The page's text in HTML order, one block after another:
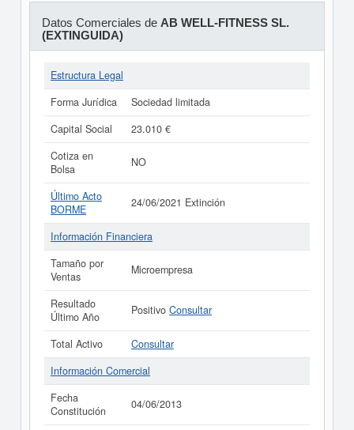
Datos Comerciales de AB WELL-FITNESS SL.
(EXTINGUIDA)
Estructura Legal
Forma Jurídica
Sociedad limitada
Capital Social
23.010 €
Cotiza en
Bolsa
NO
Último Acto
BORME
24/06/2021 Extinción
Información Financiera
Tamaño por
Ventas
Microempresa
Resultado
Último Año
Positivo Consultar
Total Activo
Consultar
Información Comercial
Fecha
Constitución
04/06/2013